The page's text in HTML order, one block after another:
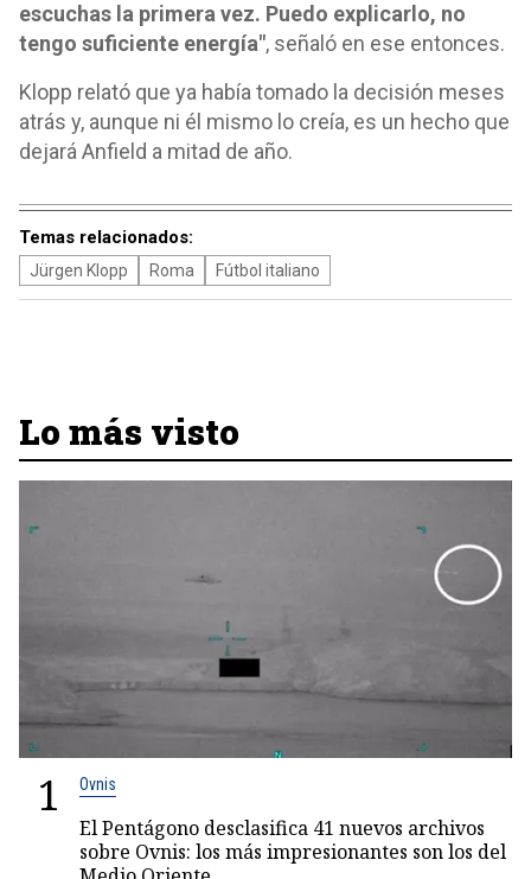
escuchas la primera vez. Puedo explicarlo, no
tengo suficiente energía", señaló en ese entonces.
Klopp relató que ya había tomado la decisión meses
atrás y, aunque ni él mismo lo creía, es un hecho que
dejará Anfield a mitad de año.
Temas relacionados:
Jürgen Klopp Roma Fútbol italiano
Lo más visto
1 Ovnis
El Pentágono desclasifica 41 nuevos archivos
sobre Ovnis: los más impresionantes son los del